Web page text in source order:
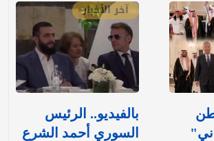
آخر الأخبار
بالفيديو.. الرئيس
السوري أحمد الشرع